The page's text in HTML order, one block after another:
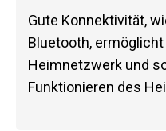
Gute Konnektivität,
Bluetooth,
Heimnetzwerk und
Funktionieren des